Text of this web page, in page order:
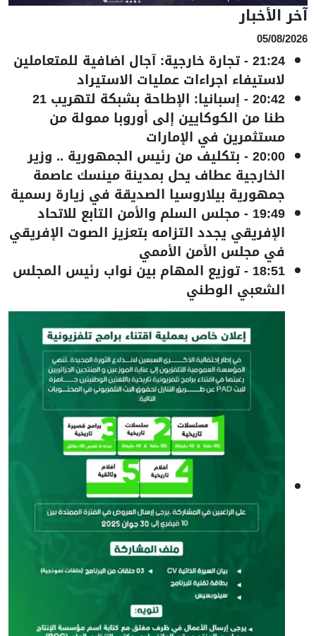
آخر الأخبار
05/08/2026
21:24
-تجارة خارجية: آجال اضافية للمتعاملين
لاستيفاء اجراءات عمليات الاستيراد
20:42
- إسبانيا: الإطاحة بشبكة لتهريب 21
طنا من الكوكايين إلى أوروبا ممولة من
مستثمرين في الإمارات
20:00
- بتكليف من رئيس الجمهورية .. وزير
الخارجية عطاف يحل بمدينة مينسك عاصمة
جمهورية بيلاروسيا الصديقة في زيارة رسمية
19:49
-مجلس السلم والأمن التابع للاتحاد
الإفريقي يجدد التزامه بتعزيز الصوت الإفريقي
في مجلس الأمن الأممي
18:51
-توزيع المهام بين نواب رئيس المجلس
الشعبي الوطني